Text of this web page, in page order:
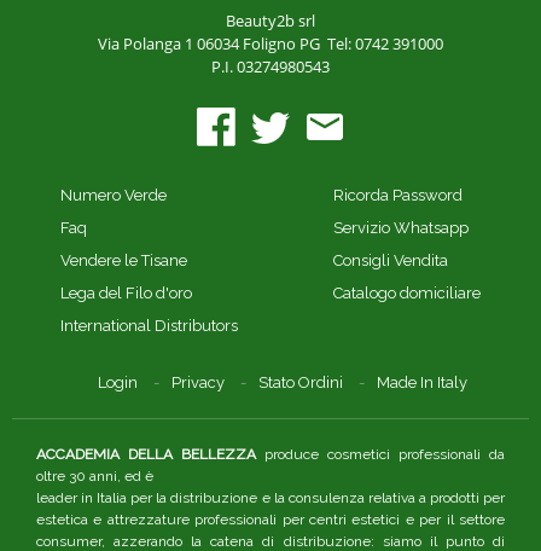
Beauty2b srl
Via Polanga 1 06034 Foligno PG Tel: 0742 391000
P.I. 03274980543
Numero Verde
Faq
Vendere le Tisane
Lega del Filo d'oro
International Distributors
Ricorda Password
Servizio Whatsapp
Consigli Vendita
Catalogo domiciliare
Login Privacy Stato Ordini Made In Italy
ACCADEMIA DELLA BELLEZZAproduce cosmetici professionali da
oltre 30 anni, ed è
leader in Italia per la distribuzione e la consulenza relativa a prodotti per
estetica e attrezzature professionali per centri estetici e per il settore
consumer, azzerando la catena di distribuzione: siamo il punto di